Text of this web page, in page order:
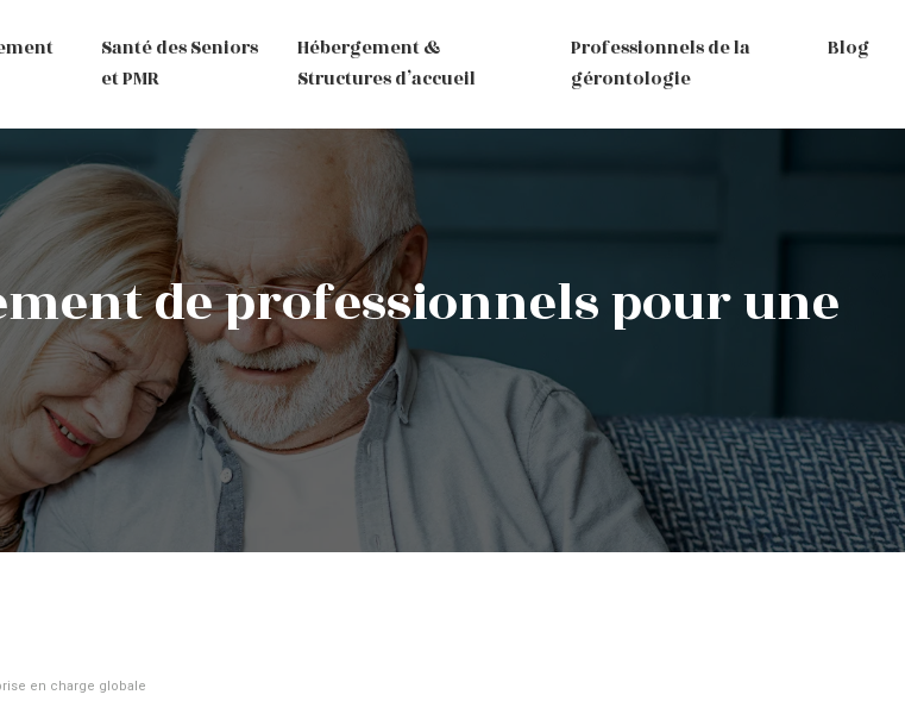
Santé des Seniors
et PMR
Hébergement &
Structures d’accueil
Professionnels de la
gérontologie
Blog
de professionnels pour une
en charge globale